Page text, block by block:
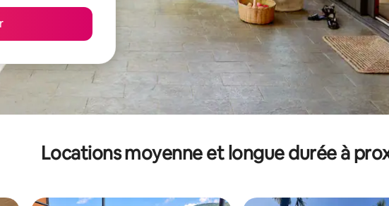
Locations moyenne et longue durée à